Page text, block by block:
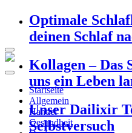
Optimale
deinen Schlaf
Kollagen – Das
uns ein Leben
Unser Dailixir
Selbstversuch
Startseite
Allgemein
Handel
Gesundheit